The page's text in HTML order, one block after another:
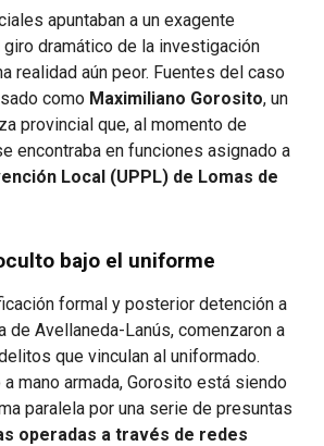
apuntaban a un exagente
dramático de la investigación
realidad aún peor. Fuentes del caso
como Maximiliano Gorosito, un
provincial que, al momento de
encontraba en funciones asignado a
Local (UPPL) de Lomas de
bajo el uniforme
formal y posterior detención a
de Avellaneda-Lanús, comenzaron a
que vinculan al uniformado.
mano armada, Gorosito está siendo
paralela por una serie de presuntas
operadas a través de redes